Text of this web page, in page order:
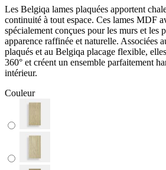
Les Belgiqa lames plaquées apportent
continuité à tout espace. Ces lames MDF
spécialement conçues pour les murs et les
apparence raffinée et naturelle. Associées
plaqués et au Belgiqa placage flexible,
360° et créent un ensemble parfaitement
intérieur.
Couleur